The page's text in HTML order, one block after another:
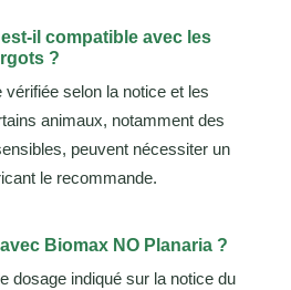
il compatible avec les
?
vérifiée selon la notice et les
animaux, notamment des
peuvent nécessiter un
le recommande.
Biomax NO Planaria ?
dosage indiqué sur la notice du